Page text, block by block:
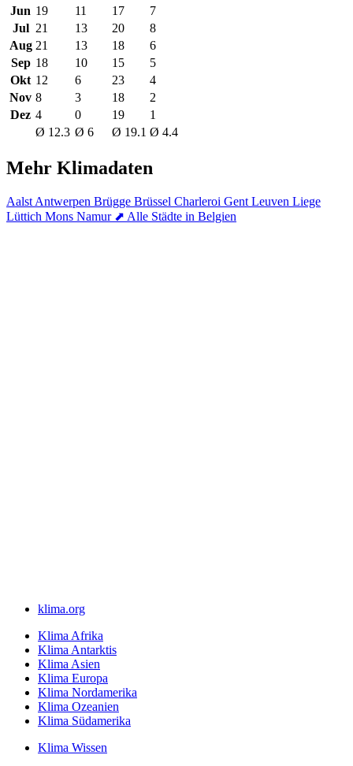
Jun 19 11 17
7
Jul 21 13 20
8
Aug 21 13 18
6
Sep 18 10 15
5
Okt 12 6 23
4
Nov 8 3 18
2
Dez 4 0 19
1
Ø 12.3 Ø 6 Ø 19.1 Ø 4.4
Mehr Klimadaten
Aalst Antwerpen Brügge Brüssel Charleroi Gent Leuven Liege
Lüttich Mons Namur ⬈ Alle Städte in Belgien
klima.org
Klima Afrika
Klima Antarktis
Klima Asien
Klima Europa
Klima Nordamerika
Klima Ozeanien
Klima Südamerika
Klima Wissen